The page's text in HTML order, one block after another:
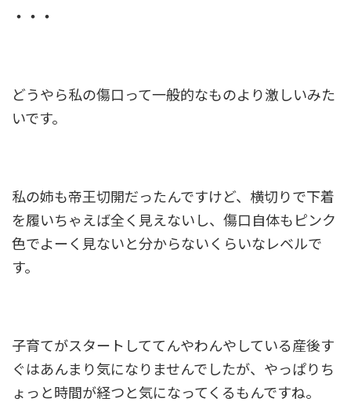
・・・
どうやら私の傷口って一般的なものより激しいみた
いです。
私の姉も帝王切開だったんですけど、横切りで下着
を履いちゃえば全く見えないし、傷口自体もピンク
色でよーく見ないと分からないくらいなレベルで
す。
子育てがスタートしててんやわんやしている産後す
ぐはあんまり気になりませんでしたが、やっぱりち
ょっと時間が経つと気になってくるもんですね。